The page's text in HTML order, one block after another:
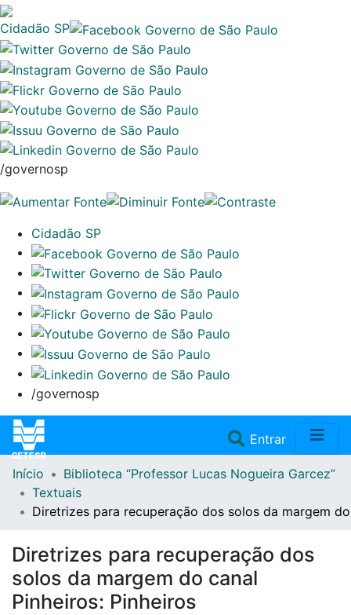
Cidadão SP
/governosp
Cidadão SP
/governosp
Entrar(current)
Home
Repositório
Doações/Aquisições
Início
Biblioteca “Professor Lucas Nogueira Garcez”
Textuais
Diretrizes para recuperação dos solos da margem
Diretrizes para recuperação dos
solos da margem do canal
Pinheiros: Pinheiros